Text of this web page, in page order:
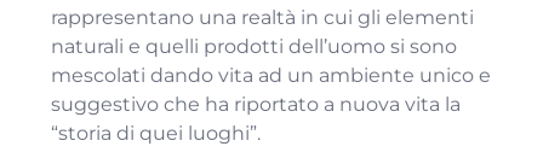
rappresentano una realtà in cui gli elementi
naturali e quelli prodotti dell’uomo si sono
mescolati dando vita ad un ambiente unico e
suggestivo che ha riportato a nuova vita la
“storia di quei luoghi”.